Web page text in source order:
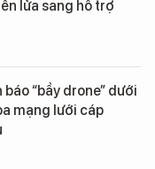
lửa sang hỗ trợ
“bầy drone” dưới
mạng lưới cáp